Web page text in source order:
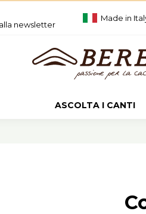
newsletter
Made in
ASCOLTA I CANTI